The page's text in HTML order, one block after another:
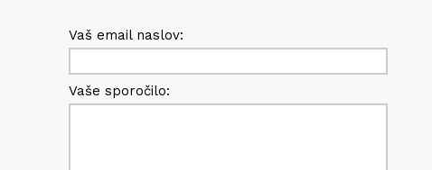
Vaš email naslov:
Vaše sporočilo: